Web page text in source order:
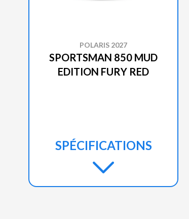
POLARIS 2027
SPORTSMAN 850 MUD
EDITION FURY RED
SPÉCIFICATIONS